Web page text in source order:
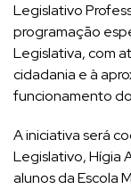
Legislativo
programação
Legislativa, com
cidadania e à
funcionamento
A iniciativa será
Legislativo, Hígia
alunos da Escola